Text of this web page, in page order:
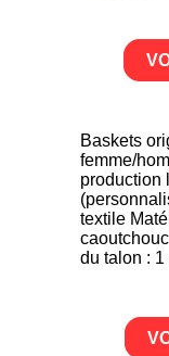
Baskets
femme/
production
textile
du talon : 1